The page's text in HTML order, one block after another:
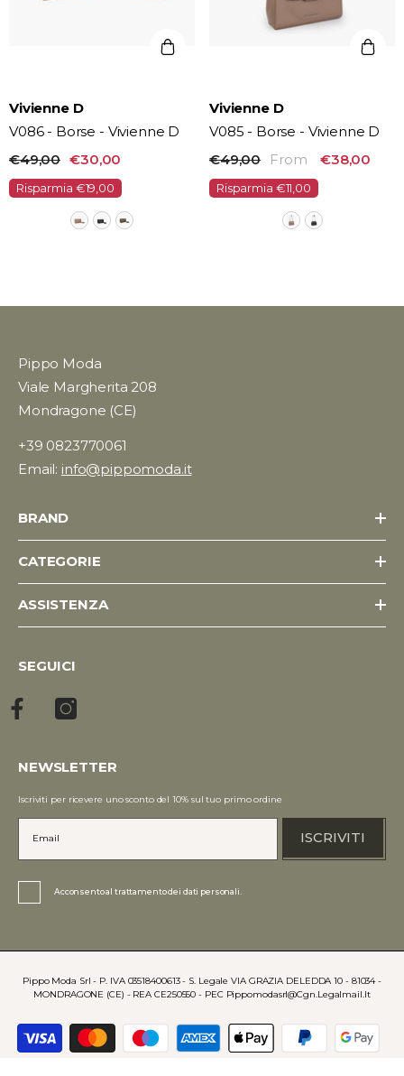
Vendor:
Vivienne D
V086 - Borse - Vivienne D
€49,00 €30,00
Risparmia €19,00
Vendor:
Vivienne D
V085 - Borse - Vivienne D
€49,00
From €38,00
Risparmia €11,00
Pippo Moda
Viale Margherita 208
Mondragone (CE)
+39 0823770061
Email: info@pippomoda.it
BRAND
CATEGORIE
ASSISTENZA
SEGUICI
NEWSLETTER
Iscriviti per ricevere uno sconto del 10% sul tuo primo ordine
ISCRIVITI
Acconsento al trattamento dei dati personali.
Pippo Moda Srl - P. IVA 03518400613 - S. Legale VIA GRAZIA DELEDDA 10 - 81034 -
MONDRAGONE (CE) - REA CE250550 - PEC Pippomodasrl@cgn.legalmail.it
Payment
methods